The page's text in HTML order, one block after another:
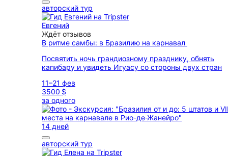
авторский тур
Евгений
Ждёт отзывов
В ритме самбы: в Бразилию на карнавал
Посвятить ночь грандиозному празднику, обнять
капибару и увидеть Игуасу со стороны двух стран
11–21 фев
3500 $
за одного
14 дней
авторский тур